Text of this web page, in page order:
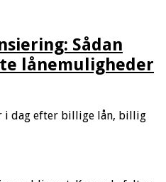
Sådan
lånemuligheder
i dag efter billige lån, billig